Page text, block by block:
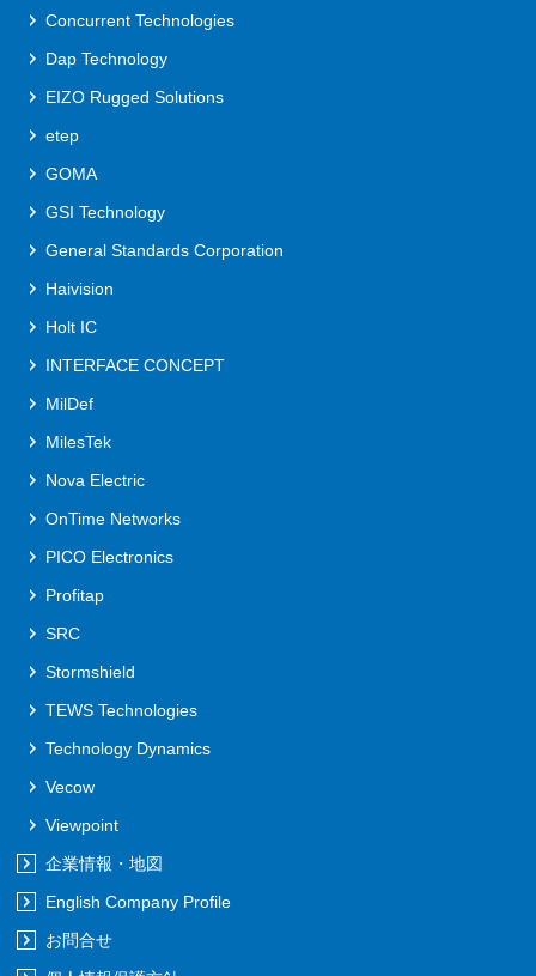
Concurrent Technologies
Dap Technology
EIZO Rugged Solutions
etep
GOMA
GSI Technology
General Standards Corporation
Haivision
Holt IC
INTERFACE CONCEPT
MilDef
MilesTek
Nova Electric
OnTime Networks
PICO Electronics
Profitap
SRC
Stormshield
TEWS Technologies
Technology Dynamics
Vecow
Viewpoint
企業情報・地図
English Company Profile
お問合せ